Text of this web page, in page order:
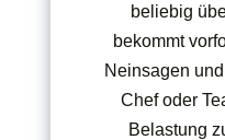
beliebig
bekommt
Neinsagen
Chef oder
Belastung